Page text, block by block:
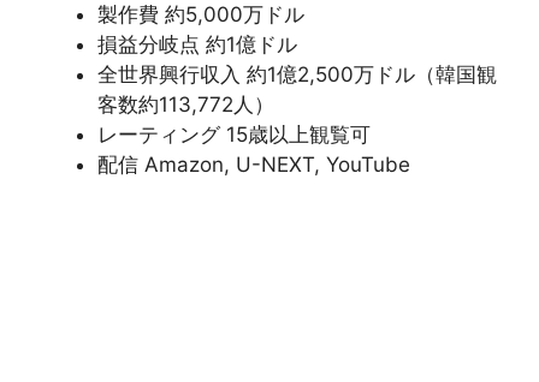
製作費 約5,000万ドル
損益分岐点 約1億ドル
全世界興行収入 約1億2,500万ドル（韓国観
客数約113,772人）
レーティング 15歳以上観覧可
配信 Amazon, U-NEXT, YouTube